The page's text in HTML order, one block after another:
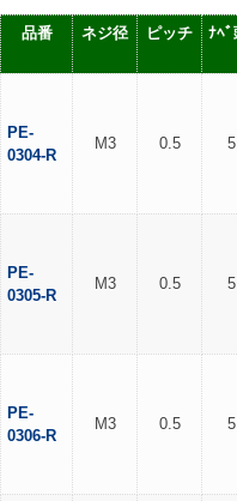
品番 ネジ径 ピッチ ﾅﾍﾞ
PE-
0304-R
M3 0.5
PE-
0305-R
M3 0.5
PE-
0306-R
M3 0.5